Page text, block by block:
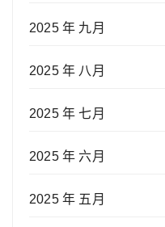
2025 年 九月
2025 年 八月
2025 年 七月
2025 年 六月
2025 年 五月